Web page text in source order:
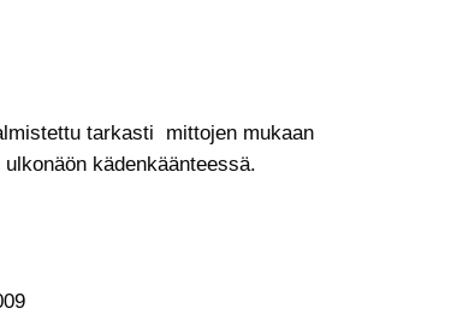
tarkasti mittojen mukaan
kädenkäänteessä.